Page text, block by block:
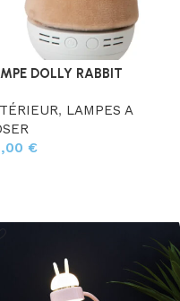
DOLLY RABBIT
, LAMPES A
€